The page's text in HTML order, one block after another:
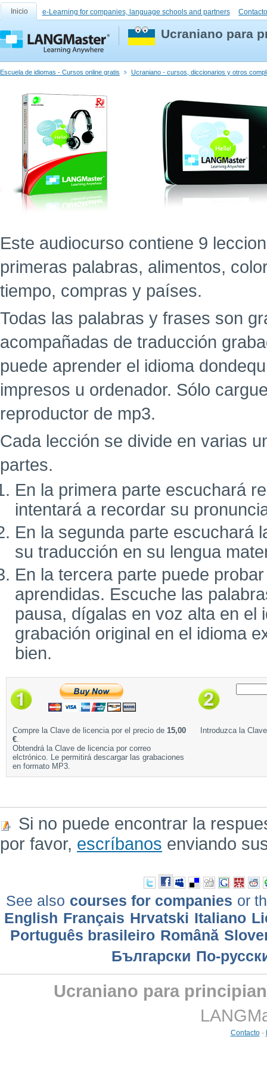
Inicio e-Learning for companies, language schools and partners Contacto
Ucraniano para
Escuela de idiomas - Cursos online gratis Ucraniano - cursos, diccionarios y otros
Este audiocurso contiene 9
primeras palabras, alimentos,
tiempo, compras y países.
Todas las palabras y frases son
acompañadas de traducción
puede aprender el idioma
impresos u ordenador. Sólo
reproductor de mp3.
Cada lección se divide en varias
partes.
En la primera parte escuchará
intentará a recordar su
En la segunda parte escuchará
su traducción en su lengua
En la tercera parte puede
aprendidas. Escuche las
pausa, dígalas en voz alta en el
grabación original en el idioma
bien.
Compre la Clave de licencia por el precio de 15,00
€.
Obtendrá la Clave de licencia por correo
elctrónico. Le permitirá descargar las grabaciones
en formato MP3.
Introduzca la
Si no puede encontrar la
por favor, escríbanos enviando
See also courses for companies or
English Français Hrvatski Italiano
Português brasileiro Română
Български По-
Ucraniano para
Contacto-